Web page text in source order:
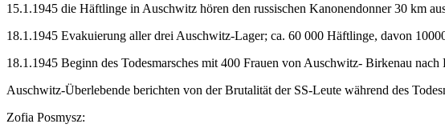
15.1.1945 die Häftlinge in Auschwitz hören den russischen Kanonendonner 30 km
18.1.1945 Evakuierung aller drei Auschwitz-Lager; ca. 60 000 Häftlinge, davon
18.1.1945 Beginn des Todesmarsches mit 400 Frauen von Auschwitz- Birkenau nach
Auschwitz-Überlebende berichten von der Brutalität der SS-Leute während des
Zofia Posmysz: